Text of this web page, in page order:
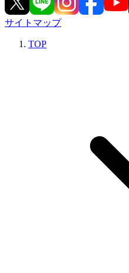
サイトマップ
TOP